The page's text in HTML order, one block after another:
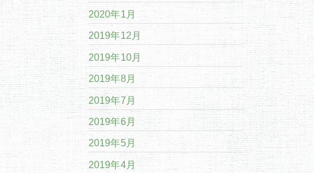
2020年1月
2019年12月
2019年10月
2019年8月
2019年7月
2019年6月
2019年5月
2019年4月